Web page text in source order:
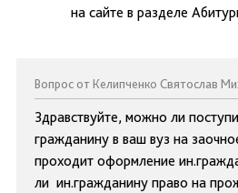
на сайте в разделе
Вопрос от Келипченко Святослав
Здравствуйте, можно ли
гражданину в ваш вуз на
проходит оформление
ли ин.гражданину право на